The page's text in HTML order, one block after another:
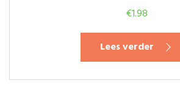
€1.98
Lees verder